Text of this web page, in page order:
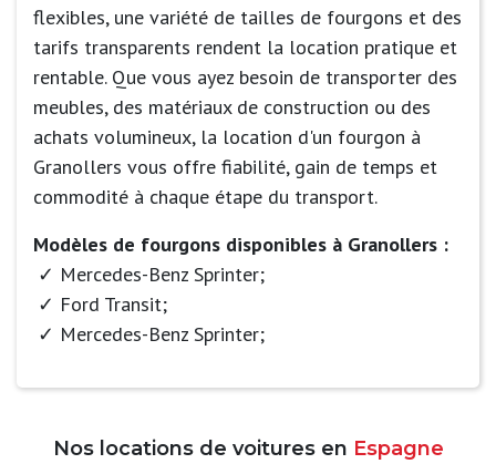
flexibles, une variété de tailles de fourgons et des
tarifs transparents rendent la location pratique et
rentable. Que vous ayez besoin de transporter des
meubles, des matériaux de construction ou des
achats volumineux, la location d'un fourgon à
Granollers vous offre fiabilité, gain de temps et
commodité à chaque étape du transport.
Modèles de fourgons disponibles à Granollers :
Mercedes-Benz Sprinter;
Ford Transit;
Mercedes-Benz Sprinter;
Nos locations de voitures en Espagne